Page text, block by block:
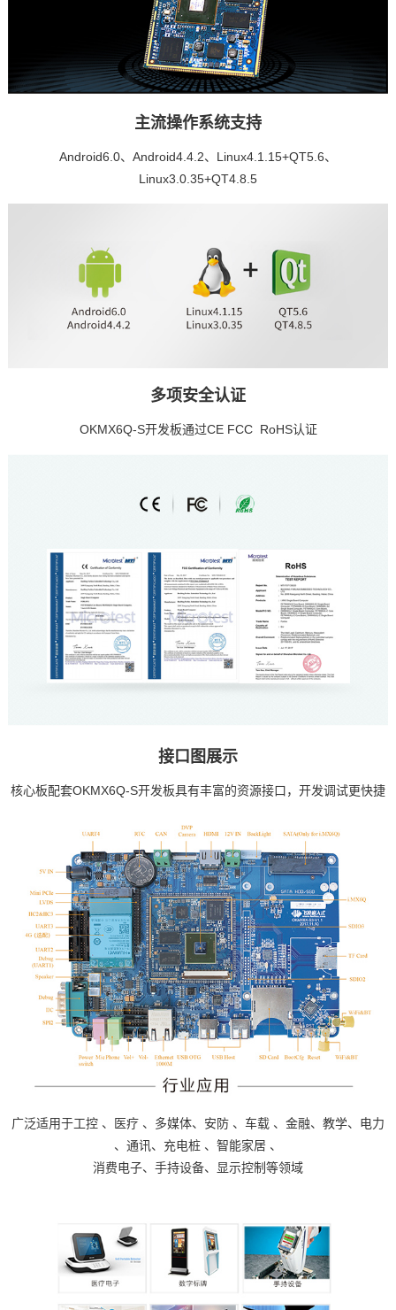
主流操作系统支持
Android6.0、Android4.4.2、Linux4.1.15+QT5.6、
Linux3.0.35+QT4.8.5
多项安全认证
OKMX6Q-S开发板通过CE FCC RoHS认证
接口图展示
核心板配套OKMX6Q-S开发板具有丰富的资源接口，开发调试更快捷
广泛适用于工控 、 医疗 、多媒体、 安防 、 车载 、金融、教学、 电力
、通讯、 充电桩 、 智能家居 、
消费电子、手持设备、显示控制等领域